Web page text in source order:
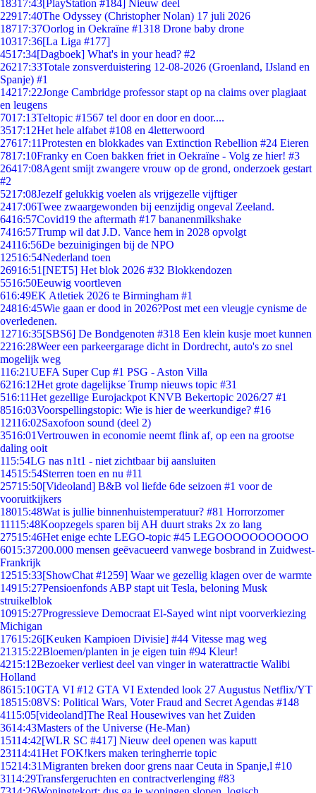
18317:43[PlayStation #184] Nieuw deel
22917:40The Odyssey (Christopher Nolan) 17 juli 2026
18717:37Oorlog in Oekraïne #1318 Drone baby drone
10317:36[La Liga #177]
4517:34[Dagboek] What's in your head? #2
26217:33Totale zonsverduistering 12-08-2026 (Groenland, IJsland en
Spanje) #1
14217:22Jonge Cambridge professor stapt op na claims over plagiaat
en leugens
7017:13Teltopic #1567 tel door en door en door....
3517:12Het hele alfabet #108 en 4letterwoord
27617:11Protesten en blokkades van Extinction Rebellion #24 Eieren
7817:10Franky en Coen bakken friet in Oekraïne - Volg ze hier! #3
26417:08Agent smijt zwangere vrouw op de grond, onderzoek gestart
#2
5217:08Jezelf gelukkig voelen als vrijgezelle vijftiger
2417:06Twee zwaargewonden bij eenzijdig ongeval Zeeland.
6416:57Covid19 the aftermath #17 bananenmilkshake
7416:57Trump wil dat J.D. Vance hem in 2028 opvolgt
24116:56De bezuinigingen bij de NPO
12516:54Nederland toen
26916:51 [NET5] Het blok 2026 #32 Blokkendozen
5516:50Eeuwig voortleven
616:49EK Atletiek 2026 te Birmingham #1
24816:45Wie gaan er dood in 2026?Post met een vleugje cynisme de
overledenen.
12716:35[SBS6] De Bondgenoten #318 Een klein kusje moet kunnen
2216:28Weer een parkeergarage dicht in Dordrecht, auto's zo snel
mogelijk weg
116:21UEFA Super Cup #1 PSG - Aston Villa
6216:12Het grote dagelijkse Trump nieuws topic #31
516:11Het gezellige Eurojackpot KNVB Bekertopic 2026/27 #1
8516:03Voorspellingstopic: Wie is hier de weerkundige? #16
12116:02Saxofoon sound (deel 2)
3516:01Vertrouwen in economie neemt flink af, op een na grootse
daling ooit
115:54LG nas n1t1 - niet zichtbaar bij aansluiten
14515:54Sterren toen en nu #11
25715:50[Videoland] B&B vol liefde 6de seizoen #1 voor de
vooruitkijkers
18015:48Wat is jullie binnenhuistemperatuur? #81 Horrorzomer
11115:48Koopzegels sparen bij AH duurt straks 2x zo lang
27515:46Het enige echte LEGO-topic #45 LEGOOOOOOOOOOO
6015:37200.000 mensen geëvacueerd vanwege bosbrand in Zuidwest-
Frankrijk
12515:33[ShowChat #1259] Waar we gezellig klagen over de warmte
14915:27Pensioenfonds ABP stapt uit Tesla, beloning Musk
struikelblok
10915:27Progressieve Democraat El-Sayed wint nipt voorverkiezing
Michigan
17615:26[Keuken Kampioen Divisie] #44 Vitesse mag weg
21315:22Bloemen/planten in je eigen tuin #94 Kleur!
4215:12Bezoeker verliest deel van vinger in waterattractie Walibi
Holland
8615:10GTA VI #12 GTA VI Extended look 27 Augustus Netflix/YT
18515:08VS: Political Wars, Voter Fraud and Secret Agendas #148
4115:05[videoland]The Real Housewives van het Zuiden
3614:43Masters of the Universe (He-Man)
15114:42[WLR SC #417] Nieuw deel openen was kaputt
23114:41Het FOK!kers maken teringherrie topic
15214:31Migranten breken door grens naar Ceuta in Spanje,l #10
3114:29Transfergeruchten en contractverlenging #83